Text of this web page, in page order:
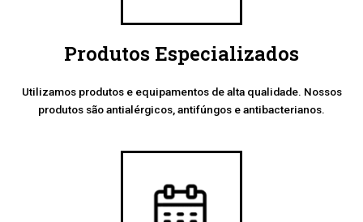
Produtos Especializados
Utilizamos produtos e equipamentos de alta qualidade. Nossos
produtos são antialérgicos, antifúngos e antibacterianos.